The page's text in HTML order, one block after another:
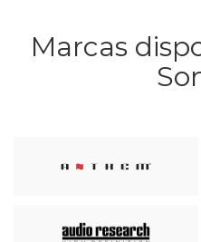
Marcas